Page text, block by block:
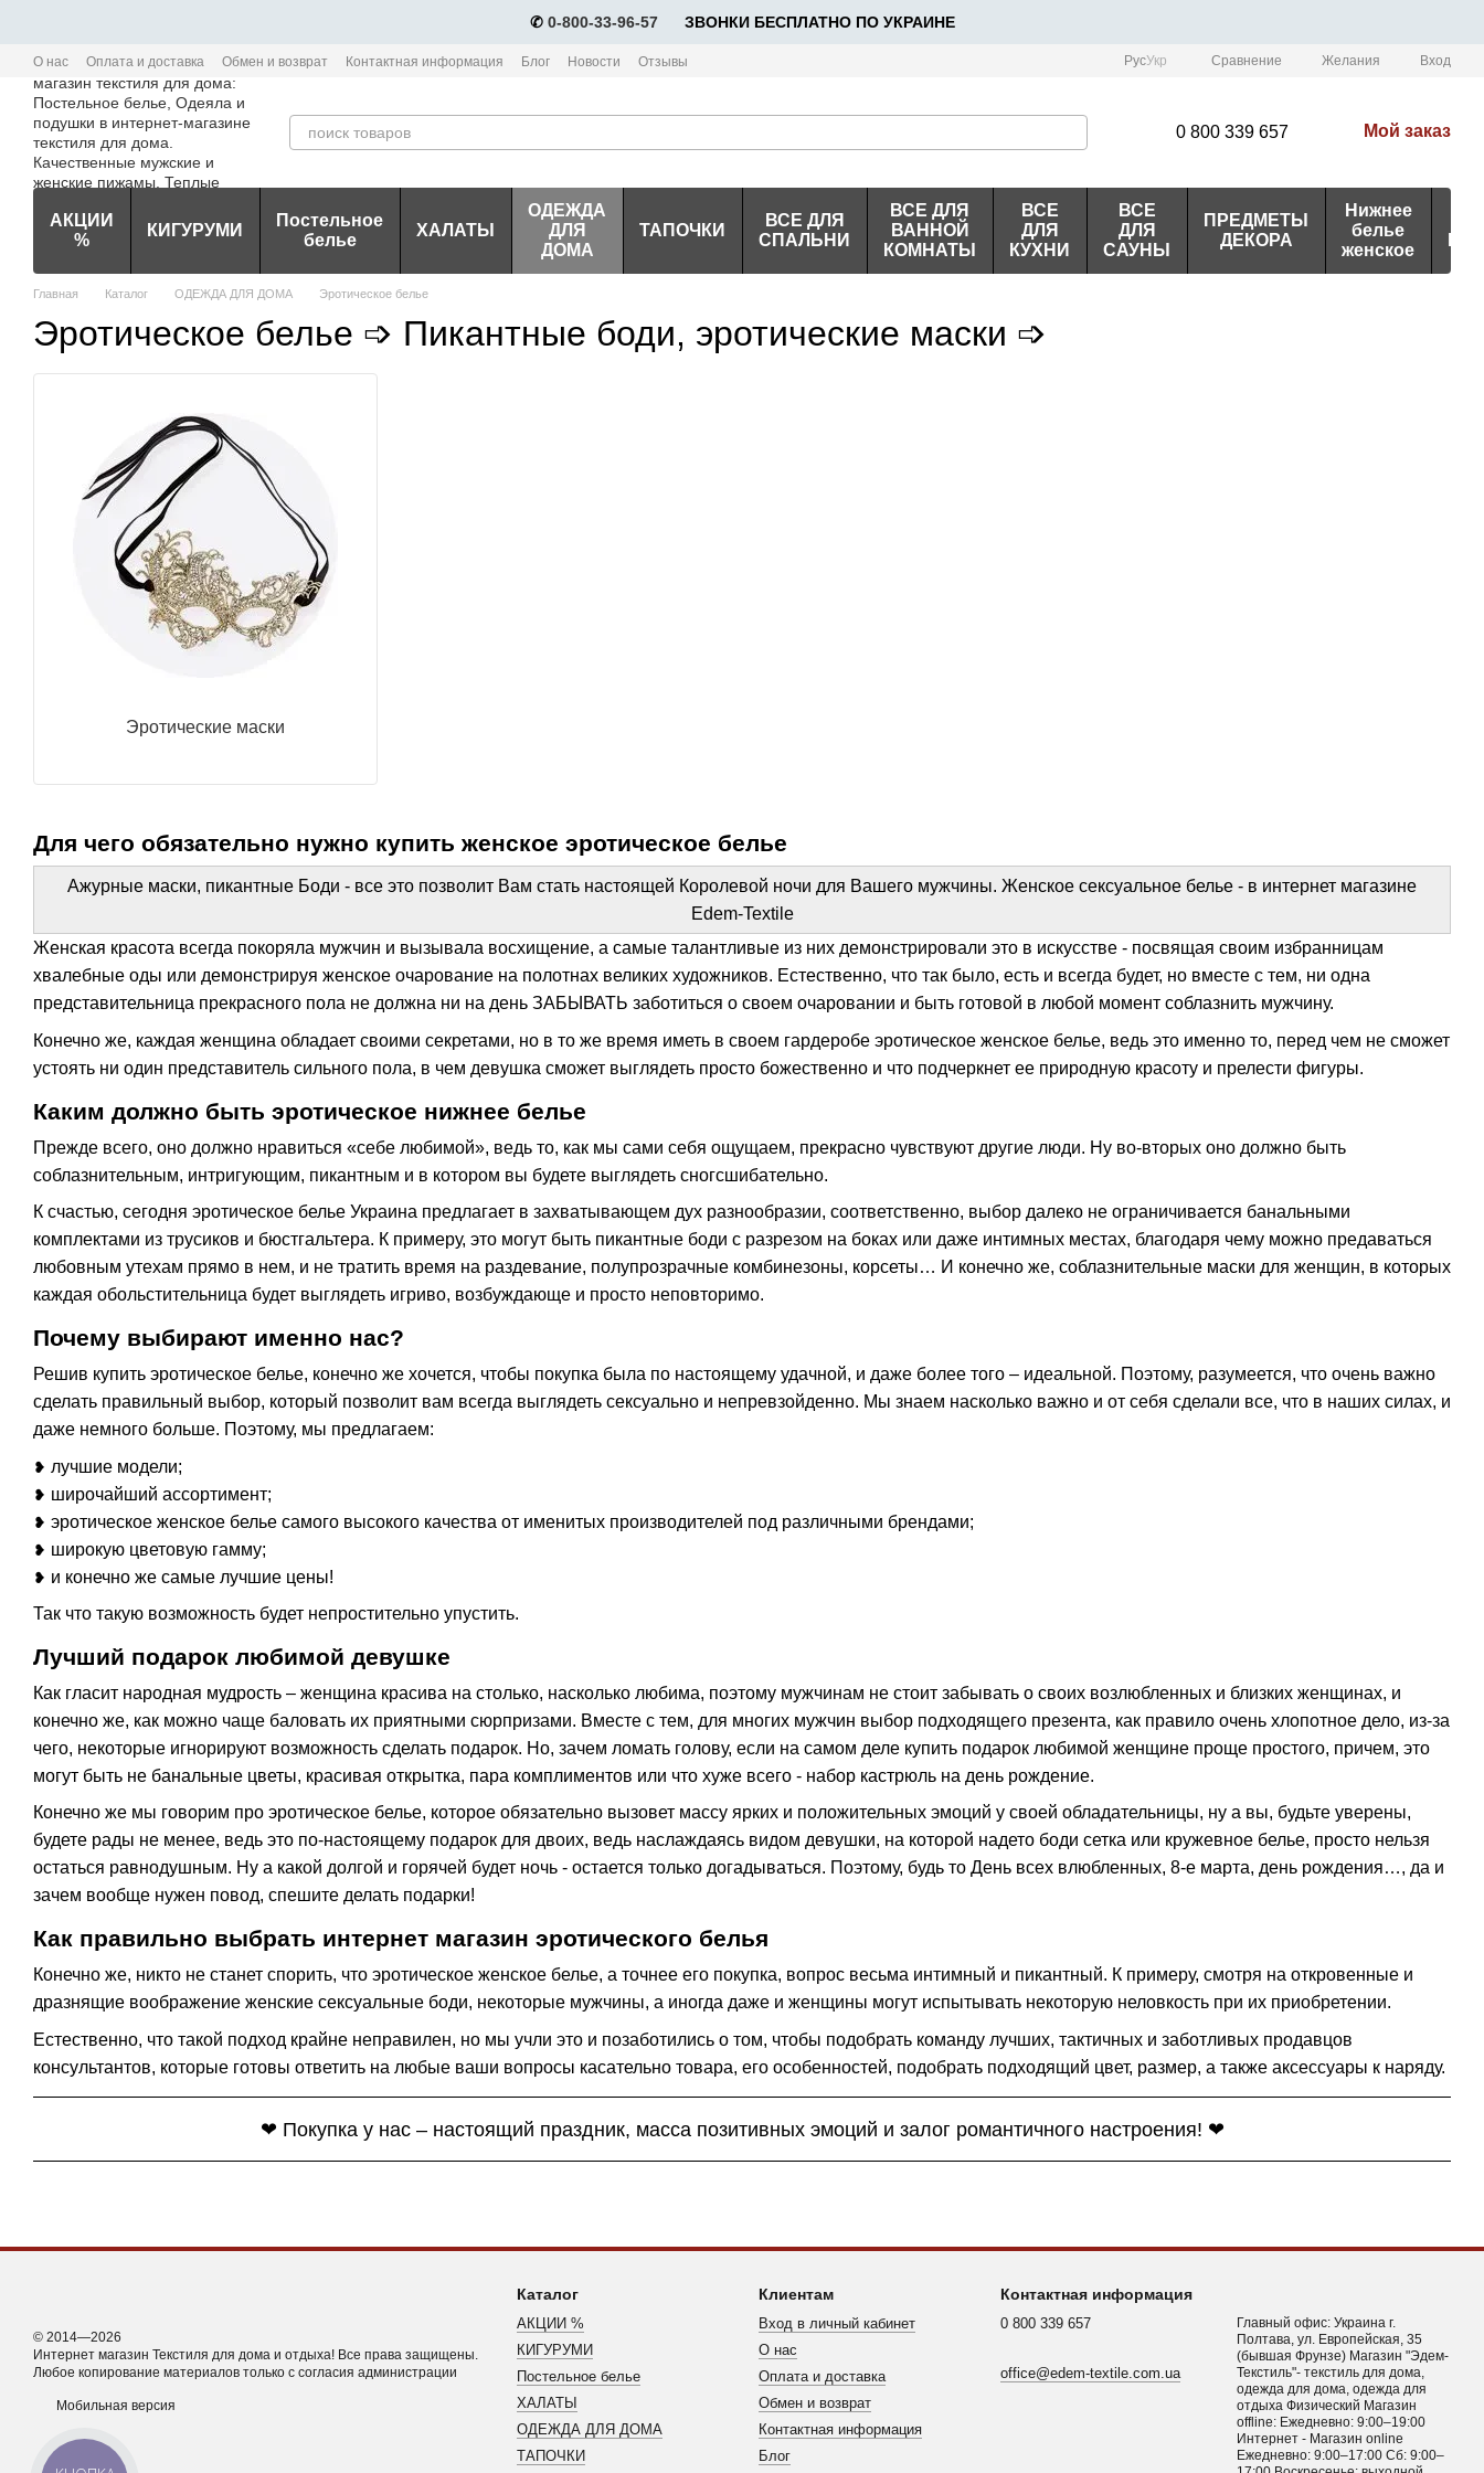
✆ 0-800-33-96-57⠀⠀ЗВОНКИ БЕСПЛАТНО ПО УКРАИНЕ
О нас Оплата и доставка Обмен и возврат Контактная информация Блог Новости
Отзывы
Политика конфиденциальности мобильного приложения Edem-Textile
РусУкр Сравнение Желания Вход
0 800 339 657 Мой заказ
АКЦИИ
%
КИГУРУМИ
Постельное
белье
ХАЛАТЫ
ОДЕЖДА
ДЛЯ
ДОМА
ТАПОЧКИ
ВСЕ ДЛЯ
СПАЛЬНИ
ВСЕ ДЛЯ
ВАННОЙ
КОМНАТЫ
ВСЕ
ДЛЯ
КУХНИ
ВСЕ
ДЛЯ
САУНЫ
ПРЕДМЕТЫ
ДЕКОРА
Нижнее
белье
женское
Главная Каталог ОДЕЖДА ДЛЯ ДОМА Эротическое белье
Эротическое белье ➩ Пикантные боди, эротические маски ➩
Для чего обязательно нужно купить женское эротическое белье
Ажурные маски, пикантные Боди - все это позволит Вам стать настоящей Королевой ночи для Вашего мужчины. Женское сексуальное белье - в интернет магазине
Edem-Textile
Женская красота всегда покоряла мужчин и вызывала восхищение, а самые талантливые из них демонстрировали это в искусстве - посвящая своим избранницам
хвалебные оды или демонстрируя женское очарование на полотнах великих художников. Естественно, что так было, есть и всегда будет, но вместе с тем, ни одна
представительница прекрасного пола не должна ни на день ЗАБЫВАТЬ заботиться о своем очаровании и быть готовой в любой момент соблазнить мужчину.
Конечно же, каждая женщина обладает своими секретами, но в то же время иметь в своем гардеробе эротическое женское белье, ведь это именно то, перед чем не сможет
устоять ни один представитель сильного пола, в чем девушка сможет выглядеть просто божественно и что подчеркнет ее природную красоту и прелести фигуры.
Каким должно быть эротическое нижнее белье
Прежде всего, оно должно нравиться «себе любимой», ведь то, как мы сами себя ощущаем, прекрасно чувствуют другие люди. Ну во-вторых оно должно быть
соблазнительным, интригующим, пикантным и в котором вы будете выглядеть сногсшибательно.
К счастью, сегодня эротическое белье Украина предлагает в захватывающем дух разнообразии, соответственно, выбор далеко не ограничивается банальными
комплектами из трусиков и бюстгальтера. К примеру, это могут быть пикантные боди с разрезом на боках или даже интимных местах, благодаря чему можно предаваться
любовным утехам прямо в нем, и не тратить время на раздевание, полупрозрачные комбинезоны, корсеты… И конечно же, соблазнительные маски для женщин, в которых
каждая обольстительница будет выглядеть игриво, возбуждающе и просто неповторимо.
Почему выбирают именно нас?
Решив купить эротическое белье, конечно же хочется, чтобы покупка была по настоящему удачной, и даже более того – идеальной. Поэтому, разумеется, что очень важно
сделать правильный выбор, который позволит вам всегда выглядеть сексуально и непревзойденно. Мы знаем насколько важно и от себя сделали все, что в наших силах, и
даже немного больше. Поэтому, мы предлагаем:
❥ лучшие модели;
❥ широчайший ассортимент;
❥ эротическое женское белье самого высокого качества от именитых производителей под различными брендами;
❥ широкую цветовую гамму;
❥ и конечно же самые лучшие цены!
Так что такую возможность будет непростительно упустить.
Лучший подарок любимой девушке
Как гласит народная мудрость – женщина красива на столько, насколько любима, поэтому мужчинам не стоит забывать о своих возлюбленных и близких женщинах, и
конечно же, как можно чаще баловать их приятными сюрпризами. Вместе с тем, для многих мужчин выбор подходящего презента, как правило очень хлопотное дело, из-за
чего, некоторые игнорируют возможность сделать подарок. Но, зачем ломать голову, если на самом деле купить подарок любимой женщине проще простого, причем, это
могут быть не банальные цветы, красивая открытка, пара комплиментов или что хуже всего - набор кастрюль на день рождение.
Конечно же мы говорим про эротическое белье, которое обязательно вызовет массу ярких и положительных эмоций у своей обладательницы, ну а вы, будьте уверены,
будете рады не менее, ведь это по-настоящему подарок для двоих, ведь наслаждаясь видом девушки, на которой надето боди сетка или кружевное белье, просто нельзя
остаться равнодушным. Ну а какой долгой и горячей будет ночь - остается только догадываться. Поэтому, будь то День всех влюбленных, 8-е марта, день рождения…, да и
зачем вообще нужен повод, спешите делать подарки!
Как правильно выбрать интернет магазин эротического белья
Конечно же, никто не станет спорить, что эротическое женское белье, а точнее его покупка, вопрос весьма интимный и пикантный. К примеру, смотря на откровенные и
дразнящие воображение женские сексуальные боди, некоторые мужчины, а иногда даже и женщины могут испытывать некоторую неловкость при их приобретении.
Естественно, что такой подход крайне неправилен, но мы учли это и позаботились о том, чтобы подобрать команду лучших, тактичных и заботливых продавцов
консультантов, которые готовы ответить на любые ваши вопросы касательно товара, его особенностей, подобрать подходящий цвет, размер, а также аксессуары к наряду.
❤ Покупка у нас – настоящий праздник, масса позитивных эмоций и залог романтичного настроения! ❤
Эротические маски
© 2014—2026
Интернет магазин Текстиля для дома и отдыха! Все права защищены.
Любое копирование материалов только с согласия администрации
Мобильная версия
Каталог
АКЦИИ %
КИГУРУМИ
Постельное белье
ХАЛАТЫ
ОДЕЖДА ДЛЯ ДОМА
ТАПОЧКИ
Клиентам
Вход в личный кабинет
О нас
Оплата и доставка
Обмен и возврат
Контактная информация
Блог
Контактная информация
0 800 339 657
office@edem-textile.com.ua
Главный офис: Украина г.
Полтава, ул. Европейская, 35
(бывшая Фрунзе) Магазин "Эдем-
Текстиль"- текстиль для дома,
одежда для дома, одежда для
отдыха Физический Магазин
offline: Ежедневно: 9:00–19:00
Интернет - Магазин online
Ежедневно: 9:00–17:00 Сб: 9:00–